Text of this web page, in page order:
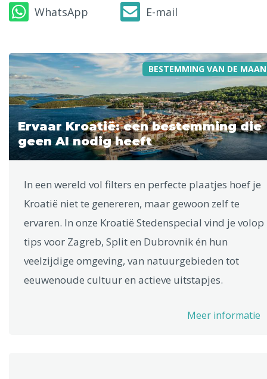
WhatsApp
E-mail
BESTEMMING VAN DE
Ervaar Kroatië: een bestemming die
geen AI nodig heeft
In een wereld vol filters en perfecte plaatjes hoef je
Kroatië niet te genereren, maar gewoon zelf te
ervaren. In onze Kroatië Stedenspecial vind je volop
tips voor Zagreb, Split en Dubrovnik én hun
veelzijdige omgeving, van natuurgebieden tot
eeuwenoude cultuur en actieve uitstapjes.
Meer informatie